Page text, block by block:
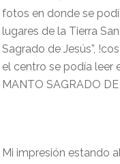
fotos en donde se
lugares de la Tierra
Sagrado de Jesús”,
el centro se podía leer
MANTO SAGRADO DE
Mi impresión estando